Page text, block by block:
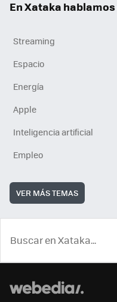
En Xataka hablamos
Streaming
Espacio
Energía
Apple
Inteligencia artificial
Empleo
VER MÁS TEMAS